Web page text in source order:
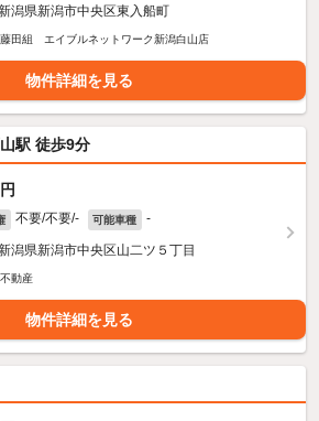
潟県新潟市中央区東入船町
田組 エイブルネットワーク新潟白山店
物件詳細を見る
駅 徒歩9分
不要/不要/- 可能車種 -
潟県新潟市中央区山二ツ５丁目
動産
物件詳細を見る